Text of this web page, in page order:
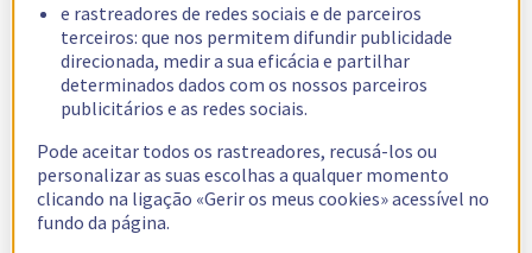
e rastreadores de redes sociais e de parceiros
terceiros: que nos permitem difundir publicidade
direcionada, medir a sua eficácia e partilhar
determinados dados com os nossos parceiros
publicitários e as redes sociais.
Pode aceitar todos os rastreadores, recusá-los ou
personalizar as suas escolhas a qualquer momento
clicando na ligação «Gerir os meus cookies» acessível no
fundo da página.